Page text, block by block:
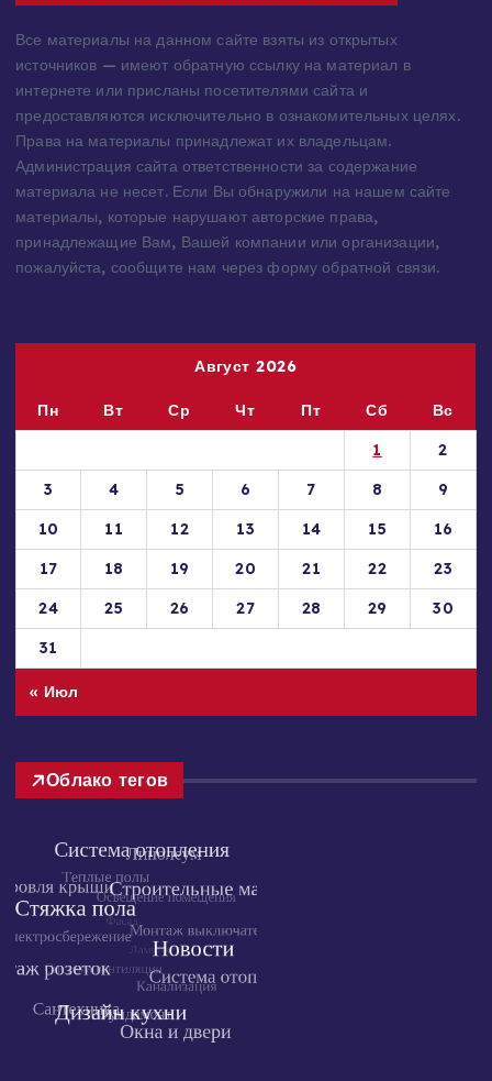
Все материалы на данном сайте взяты из открытых
источников — имеют обратную ссылку на материал в
интернете или присланы посетителями сайта и
предоставляются исключительно в ознакомительных целях.
Права на материалы принадлежат их владельцам.
Администрация сайта ответственности за содержание
материала не несет. Если Вы обнаружили на нашем сайте
материалы, которые нарушают авторские права,
принадлежащие Вам, Вашей компании или организации,
пожалуйста, сообщите нам через форму обратной связи.
Август 2026
Пн Вт Ср Чт Пт Сб
Вс
1
2
3
4 5 6 7 8
9
10
11 12 13 14 15
16
17
18 19 20 21 22
23
24
25 26 27 28 29
30
31
« Июл
Облако тегов